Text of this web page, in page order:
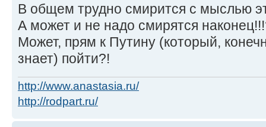
В общем трудно смирится с мыслью
А может и не надо смирятся
Может, прям к Путину (который,
знает) пойти?!
http://www.anastasia.ru/
http://rodpart.ru/